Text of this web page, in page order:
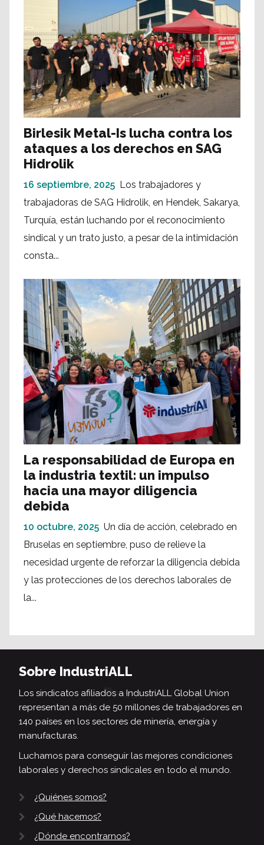
Birlesik Metal-Is lucha contra los
ataques a los derechos en SAG
Hidrolik
16 septiembre, 2025 Los trabajadores y
trabajadoras de SAG Hidrolik, en Hendek, Sakarya,
Turquía, están luchando por el reconocimiento
sindical y un trato justo, a pesar de la intimidación
consta...
La responsabilidad de Europa en
la industria textil: un impulso
hacia una mayor diligencia
debida
10 octubre, 2025 Un día de acción, celebrado en
Bruselas en septiembre, puso de relieve la
necesidad urgente de reforzar la diligencia debida
y las protecciones de los derechos laborales de
la...
Sobre IndustriALL
Los sindicatos afiliados a IndustriALL Global Union
representan a más de 50 millones de trabajadores en
140 países en los sectores de minería, energía y
manufacturas.
Luchamos para conseguir las mejores condiciones
laborales y derechos sindicales en todo el mundo.
¿Quiénes somos?
¿Qué hacemos?
¿Dónde encontrarnos?